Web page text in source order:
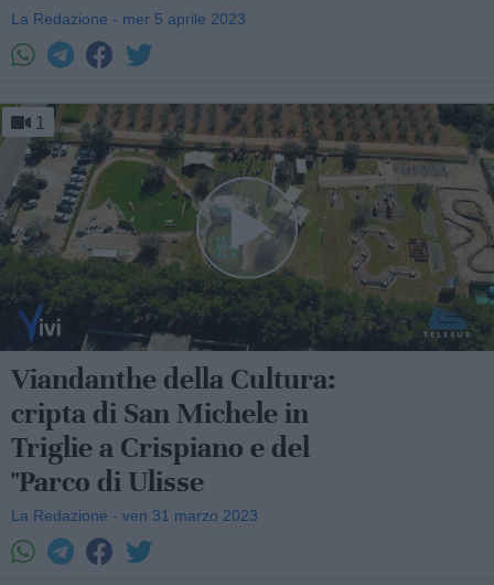
La Redazione - mer 5 aprile 2023
1
Viandanthe della Cultura:
cripta di San Michele in
Triglie a Crispiano e del
"Parco di Ulisse
La Redazione - ven 31 marzo 2023